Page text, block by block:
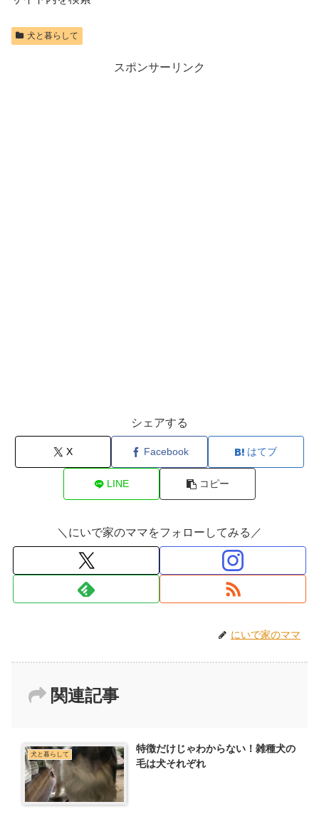
犬と暮らして
スポンサーリンク
シェアする
X Facebook はてブ
LINE コピー
＼にいで家のママをフォローしてみる／
にいで家のママ
関連記事
犬と暮らして
特徴だけじゃわからない！雑種犬の
毛は犬それぞれ